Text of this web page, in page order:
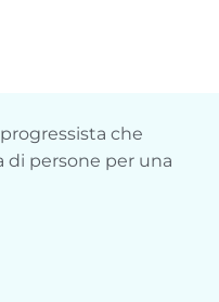
che
persone per una